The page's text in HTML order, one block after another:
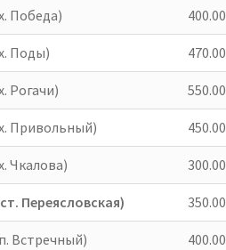
Победа) 400.00
Поды) 470.00
Рогачи) 550.00
Привольный) 450.00
Чкалова) 300.00
Переясловская) 350.00
Встречный) 400.00